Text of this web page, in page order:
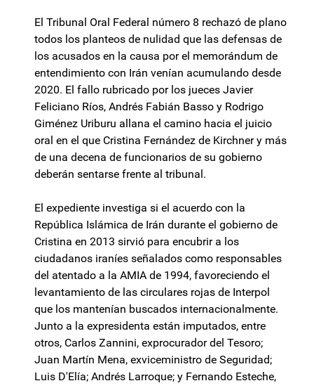
El Tribunal Oral Federal número 8 rechazó de plano
todos los planteos de nulidad que las defensas de
los acusados en la causa por el memorándum de
entendimiento con Irán venían acumulando desde
2020. El fallo rubricado por los jueces Javier
Feliciano Ríos, Andrés Fabián Basso y Rodrigo
Giménez Uriburu allana el camino hacia el juicio
oral en el que Cristina Fernández de Kirchner y más
de una decena de funcionarios de su gobierno
deberán sentarse frente al tribunal.
El expediente investiga si el acuerdo con la
República Islámica de Irán durante el gobierno de
Cristina en 2013 sirvió para encubrir a los
ciudadanos iraníes señalados como responsables
del atentado a la AMIA de 1994, favoreciendo el
levantamiento de las circulares rojas de Interpol
que los mantenían buscados internacionalmente.
Junto a la expresidenta están imputados, entre
otros, Carlos Zannini, exprocurador del Tesoro;
Juan Martín Mena, exviceministro de Seguridad;
Luis D'Elía; Andrés Larroque; y Fernando Esteche,